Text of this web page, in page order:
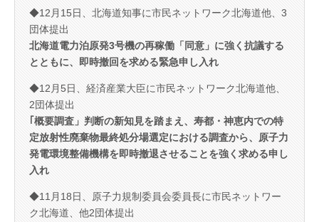
◆12月15日、北海道知事に市民ネットワーク北海道他、3
団体提出
北海道電力泊原発3号機の再稼働「同意」に強く抗議する
とともに、即時撤回を求める緊急申し入れ
◆12月5日、経済産業大臣に市民ネットワーク北海道他、
2団体提出
｢概要調査」判断の新知見を踏まえ、寿都・神恵内での特
定放射性廃棄物最終処分場選定における調査から、原子力
発電環境整備機構を即時撤退させることを強く求める申し
入れ
◆11月18日、原子力規制委員会委員長に市民ネットワー
ク北海道、他2団体提出